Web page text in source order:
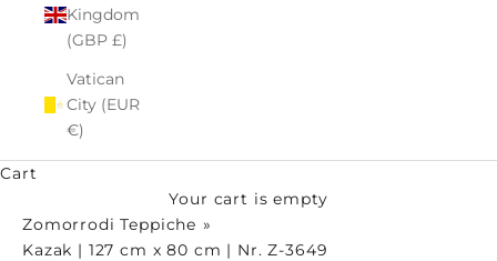
Kingdom
(GBP £)
Vatican
City (EUR
€)
Cart
Your cart is empty
Zomorrodi Teppiche
Kazak | 127 cm x 80 cm | Nr. Z-3649